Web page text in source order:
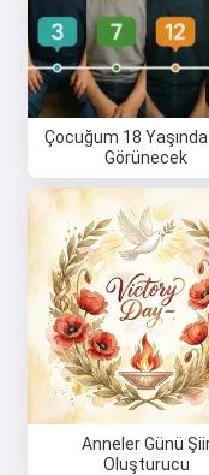
Çocuğum 18 Yaşında
Görünecek
Anneler Günü
Oluşturucu
İade